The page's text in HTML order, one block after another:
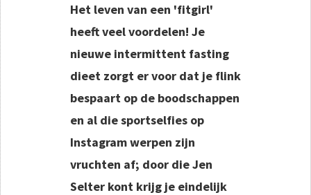
Het leven van een 'fitgirl'
heeft veel voordelen! Je
nieuwe intermittent fasting
dieet zorgt er voor dat je flink
bespaart op de boodschappen
en al die sportselfies op
Instagram werpen zijn
vruchten af; door die Jen
Selter kont krijg je eindelijk